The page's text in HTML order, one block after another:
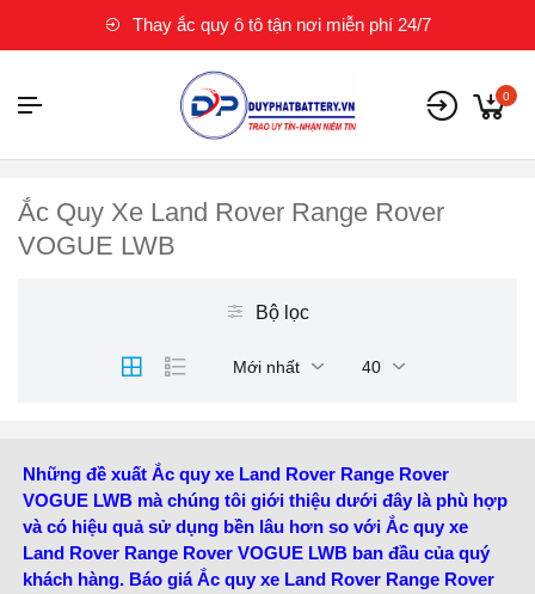
Thay ắc quy ô tô tận nơi miễn phí 24/7
0
Ắc Quy Xe Land Rover Range Rover
VOGUE LWB
Bộ lọc
Mới nhất 40
Những đề xuất Ắc quy xe Land Rover Range Rover
VOGUE LWB mà chúng tôi giới thiệu dưới đây là phù hợp
và có hiệu quả sử dụng bền lâu hơn so với Ắc quy xe
Land Rover Range Rover VOGUE LWB ban đầu của quý
khách hàng. Báo giá Ắc quy xe Land Rover Range Rover